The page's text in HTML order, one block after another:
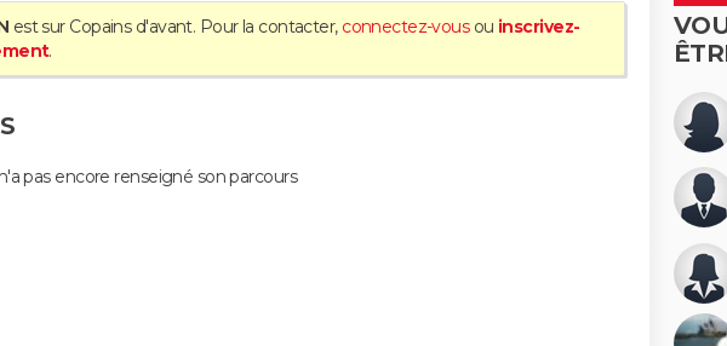
est sur Copains d'avant. Pour la contacter, connectez-vousou inscrivez-
.
pas encore renseigné son parcours